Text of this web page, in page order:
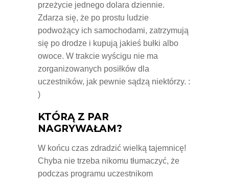
przeżycie jednego dolara dziennie.
Zdarza się, że po prostu ludzie
podwożący ich samochodami, zatrzymują
się po drodze i kupują jakieś bułki albo
owoce. W trakcie wyścigu nie ma
zorganizowanych posiłków dla
uczestników, jak pewnie sądzą niektórzy. :
)
KTÓRĄ Z PAR
NAGRYWAŁAM?
W końcu czas zdradzić wielką tajemnicę!
Chyba nie trzeba nikomu tłumaczyć, że
podczas programu uczestnikom